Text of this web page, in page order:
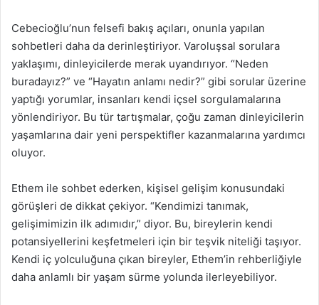
Cebecioğlu’nun felsefi bakış açıları, onunla yapılan
sohbetleri daha da derinleştiriyor. Varoluşsal sorulara
yaklaşımı, dinleyicilerde merak uyandırıyor. “Neden
buradayız?” ve “Hayatın anlamı nedir?” gibi sorular üzerine
yaptığı yorumlar, insanları kendi içsel sorgulamalarına
yönlendiriyor. Bu tür tartışmalar, çoğu zaman dinleyicilerin
yaşamlarına dair yeni perspektifler kazanmalarına yardımcı
oluyor.
Ethem ile sohbet ederken, kişisel gelişim konusundaki
görüşleri de dikkat çekiyor. “Kendimizi tanımak,
gelişimimizin ilk adımıdır,” diyor. Bu, bireylerin kendi
potansiyellerini keşfetmeleri için bir teşvik niteliği taşıyor.
Kendi iç yolculuğuna çıkan bireyler, Ethem’in rehberliğiyle
daha anlamlı bir yaşam sürme yolunda ilerleyebiliyor.